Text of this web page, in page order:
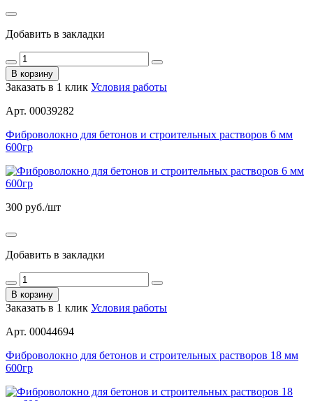
Добавить в закладки
В корзину
Заказать в 1 клик Условия работы
Арт. 00039282
Фиброволокно для бетонов и строительных растворов 6 мм
600гр
300 руб./шт
Добавить в закладки
В корзину
Заказать в 1 клик Условия работы
Арт. 00044694
Фиброволокно для бетонов и строительных растворов 18 мм
600гр